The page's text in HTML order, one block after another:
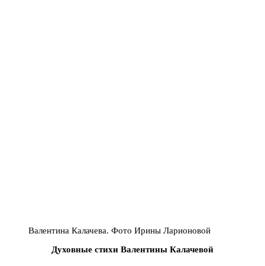
Валентина Калачева. Фото Ирины Ларионовой
Духовные стихи Валентины Калачевой